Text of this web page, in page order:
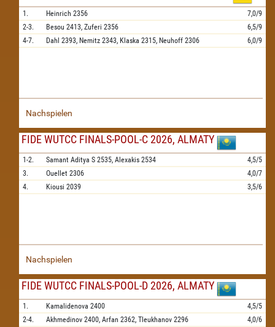
1. Heinrich 2356
7,0/9
2-3.
Besou 2413, Zuferi 2356
6,5/9
4-7.
Dahl 2393, Nemitz 2343, Klaska 2315, Neuhoff 2306 6,0/9
Nachspielen
FIDE WUTCC FINALS-POOL-C 2026, ALMATY
1-2. Samant Aditya S 2535, Alexakis 2534
4,5/5
3.
Ouellet 2306
4,0/7
4.
Kiousi 2039 3,5/6
Nachspielen
FIDE WUTCC FINALS-POOL-D 2026, ALMATY
1. Kamalidenova 2400
4,5/5
2-4.
Akhmedinov 2400, Arfan 2362, Tleukhanov 2296
4,0/6